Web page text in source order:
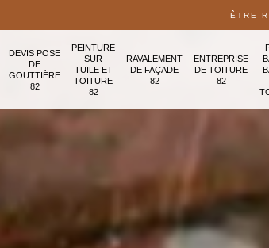
ÊTRE
DEVIS POSE
DE
GOUTTIÈRE
82
PEINTURE
SUR
TUILE ET
TOITURE
82
RAVALEMENT
DE FAÇADE
82
ENTREPRISE
DE TOITURE
82